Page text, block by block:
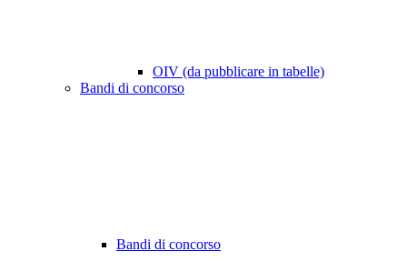
OIV (da pubblicare in tabelle)
Bandi di concorso
Bandi di concorso